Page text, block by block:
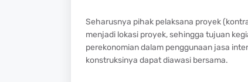
Seharusnya pihak pelaksana proyek
menjadi lokasi proyek, sehingga tujuan
perekonomian dalam penggunaan jasa
konstruksinya dapat diawasi bersama.